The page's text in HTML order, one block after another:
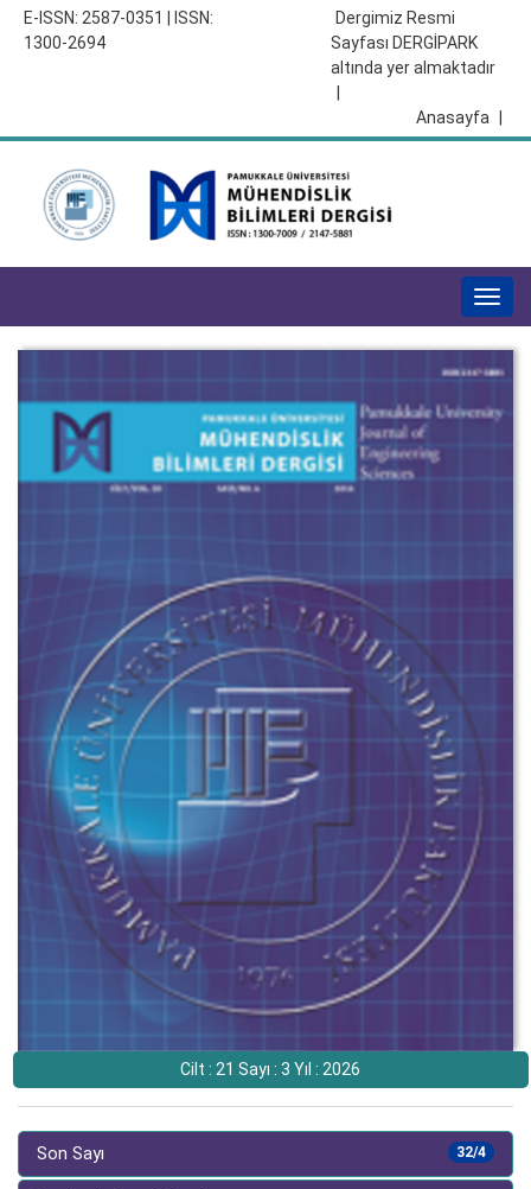
E-ISSN: 2587-0351 | ISSN:
1300-2694
Dergimiz Resmi
Sayfası DERGİPARK
altında yer almaktadır
Anasayfa
Cilt : 21 Sayı : 3 Yıl : 2026
32/4
Son Sayı